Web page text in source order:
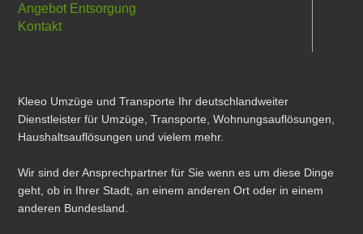
Angebot Entsorgung
Kontakt
Kleeo Umzüge und Transporte Ihr deutschlandweiter
Dienstleister für Umzüge, Transporte, Wohnungsauflösungen,
Haushaltsauflösungen und vielem mehr.
Wir sind der Ansprechpartner für Sie wenn es um diese Dinge
geht, ob in Ihrer Stadt, an einem anderen Ort oder in einem
anderen Bundesland.